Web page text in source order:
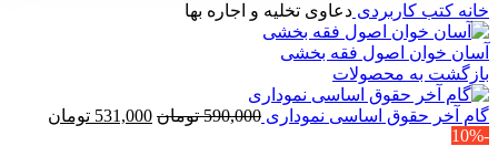
خانه کتب کاربردی دعاوی تخلیه و اجاره بها
آسان خوان اصول فقه بخشی
بازگشت به محصولات
گام آخر حقوق اساسی نموداری 590,000 تومان قیمت
531,000 تومان
-10%